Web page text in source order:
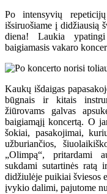
Po intensyvių
išsiruošiame į didžiausią
diena! Laukia
baigiamasis vakaro
Kaukų išdaigas
būgnais ir kitais
žiūrovams galvas
baigiamąjį koncertą. O
šokiai, pasakojimai,
užburiančios,
„Olimpą“, pritardami
sukdami sutartinės ratą
didžiulėje puikiai šviesos
įvykio dalimi, pajutome